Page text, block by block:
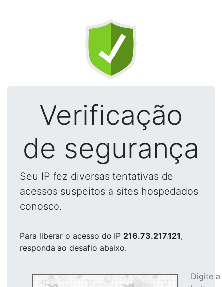
Verificação
de segurança
Seu IP fez diversas tentativas de
acessos suspeitos a sites hospedados
conosco.
Para liberar o acesso do IP 216.73.217.121,
responda ao desafio abaixo.
Digite